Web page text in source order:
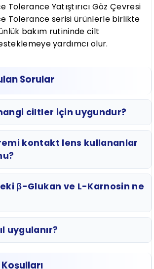
Tolerance Yatıştırıcı Göz Çevresi
Tolerance serisi ürünlerle birlikte
bakım rutininde cilt
yardımcı olur.
Sorular
ciltler için uygundur?
kontakt lens kullananlar
β-Glukan ve L-Karnosin ne
uygulanır?